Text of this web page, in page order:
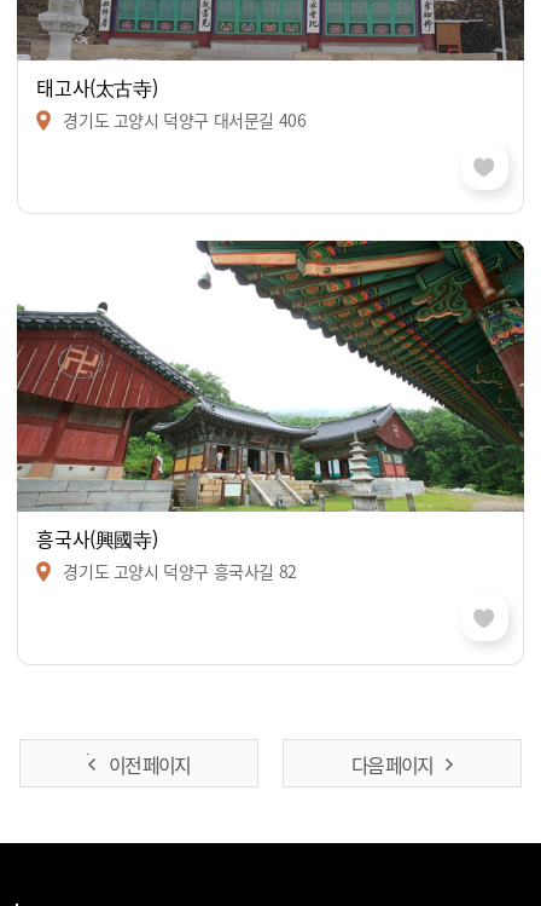
태고사(太古寺)
경기도 고양시 덕양구 대서문길 406
흥국사(興國寺)
경기도 고양시 덕양구 흥국사길 82
이전 페이지 다음 페이지